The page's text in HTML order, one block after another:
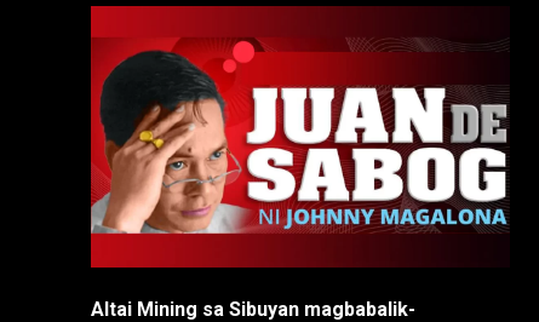
Altai Mining sa Sibuyan magbabalik-